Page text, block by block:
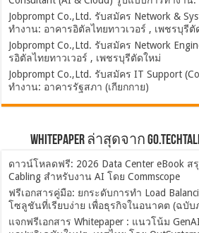
Jobprompt Co.,Ltd. รับสมัคร Network &
ทำงาน: อาคารอิตัลไทยทาวเวอร์ , เพชรบุรีตั
Jobprompt Co.,Ltd. รับสมัคร Network
รอิตัลไทยทาวเวอร์ , เพชรบุรีตัดใหม่
Jobprompt Co.,Ltd. รับสมัคร IT Support
ทำงาน: อาคารรัฐสภา (เกียกกาย)
Whitepaper ล่าสุดจาก
ดาวน์โหลดฟรี: 2026 Data Center eBook
Cabling สำหรับงาน AI โดย Commscope
ฟรีเอกสารคู่มือ: ยกระดับการทำ Load
โซลูชันที่เรียบง่าย เพื่อธุรกิจในอนาคต (ฉบับ
แจกฟรีเอกสาร Whitepaper : แนวโน้ม